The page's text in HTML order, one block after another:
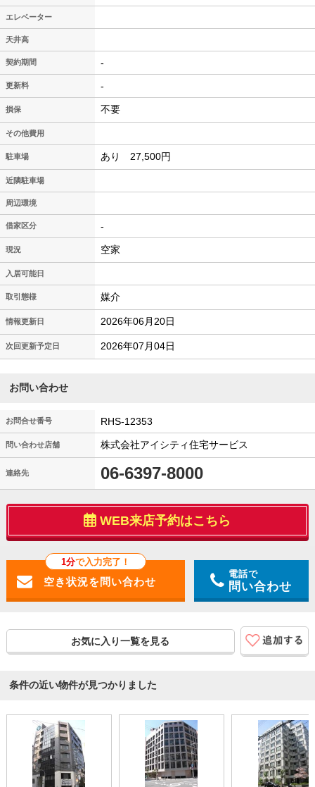
エレベーター
天井高
契約期間 -
更新料 -
損保 不要
その他費用
駐車場 あり 27,500円
近隣駐車場
周辺環境
借家区分 -
現況 空家
入居可能日
取引態様 媒介
情報更新日 2026年06月20日
次回更新予定日 2026年07月04日
お問い合わせ
お問合せ番号 RHS-12353
問い合わせ店舗 株式会社アイシティ住宅サービス
連絡先 06-6397-8000
WEB来店予約はこちら
1分で入力完了！
電話で
問い合わせ
お気に入り一覧を見る
条件の近い物件が見つかりました